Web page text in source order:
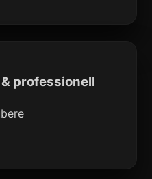
professionell